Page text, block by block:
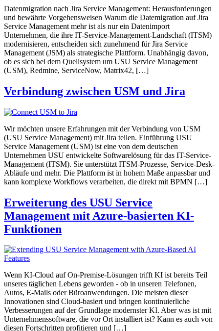
Datenmigration nach Jira Service Management: Herausforderungen
und bewährte Vorgehensweisen Warum die Datemigration auf Jira
Service Management mehr ist als nur ein Datenimport
Unternehmen, die ihre IT-Service-Management-Landschaft (ITSM)
modernisieren, entscheiden sich zunehmend für Jira Service
Management (JSM) als strategische Plattform. Unabhängig davon,
ob es sich bei dem Quellsystem um USU Service Management
(USM), Redmine, ServiceNow, Matrix42, […]
Verbindung zwischen USM und Jira
Wir möchten unsere Erfahrungen mit der Verbindung von USM
(USU Service Management) mit Jira teilen. Einführung USU
Service Management (USM) ist eine von dem deutschen
Unternehmen USU entwickelte Softwarelösung für das IT-Service-
Management (ITSM). Sie unterstützt ITSM-Prozesse, Service-Desk-
Abläufe und mehr. Die Plattform ist in hohem Maße anpassbar und
kann komplexe Workflows verarbeiten, die direkt mit BPMN […]
Erweiterung des USU Service
Management mit Azure-basierten KI-
Funktionen
Wenn KI-Cloud auf On-Premise-Lösungen trifft KI ist bereits Teil
unseres täglichen Lebens geworden - ob in unseren Telefonen,
Autos, E-Mails oder Büroanwendungen. Die meisten dieser
Innovationen sind Cloud-basiert und bringen kontinuierliche
Verbesserungen auf der Grundlage modernster KI. Aber was ist mit
Unternehmenssoftware, die vor Ort installiert ist? Kann es auch von
diesen Fortschritten profitieren und […]